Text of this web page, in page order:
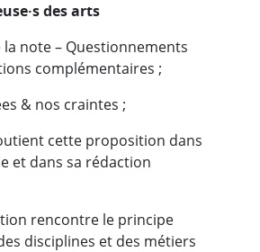
des arts
la note – Questionnements
complémentaires ;
& nos craintes ;
cette proposition dans
et dans sa rédaction
rencontre le principe
disciplines et des métiers